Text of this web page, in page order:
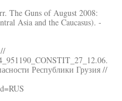
The Guns of August 2008:
Asia and the Caucasus). -
Республики Грузия //